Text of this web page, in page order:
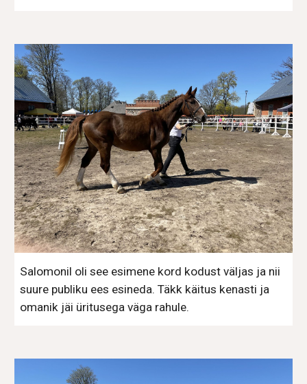
Salomonil oli see esimene kord kodust väljas ja nii
suure publiku ees esineda. Täkk käitus kenasti ja
omanik jäi üritusega väga rahule.